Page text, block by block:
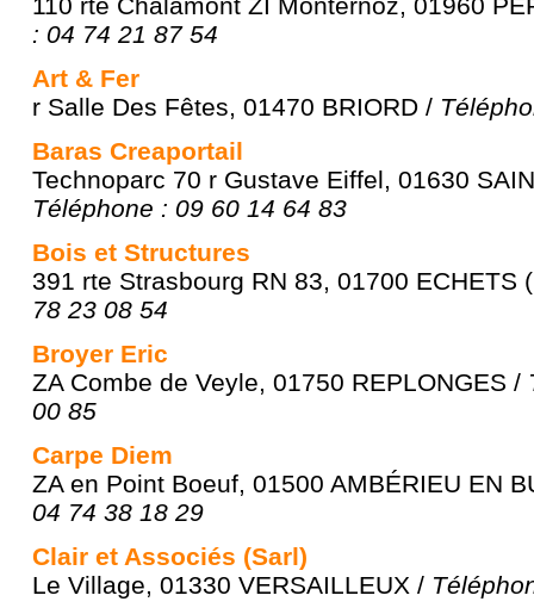
: 04 74 21 87 54
Art & Fer
r Salle Des Fêtes, 01470 BRIORD /
Baras Creaportail
Technoparc 70 r Gustave Eiffel, 01630
Téléphone : 09 60 14 64 83
Bois et Structures
391 rte Strasbourg RN 83, 01700 ECHETS
78 23 08 54
Broyer Eric
ZA Combe de Veyle, 01750 REPLONGES /
00 85
Carpe Diem
ZA en Point Boeuf, 01500 AMBÉRIEU EN
04 74 38 18 29
Clair et Associés (Sarl)
Le Village, 01330 VERSAILLEUX /